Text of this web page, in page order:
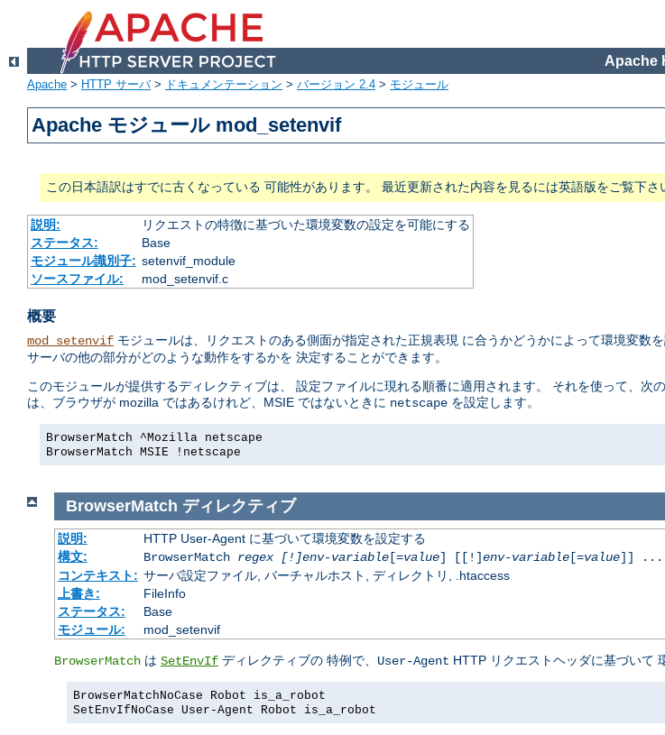
Apache
Apache > HTTP サーバ> ドキュメンテーション > バージョン 2.4 > モジュール
Apache モジュール mod_setenvif
この日本語訳はすでに古くなっている 可能性があります。 最近更新された内容を見るには英語版をご覧下さ
説明:
リクエストの特徴に基づいた環境変数の設定を可能にする
ステータス:
Base
モジュール識別子: setenvif_module
ソースファイル:
mod_setenvif.c
概要
mod_setenvif モジュールは、リクエストのある側面が指定された正規表現 に合うかどうかによって環境変数
サーバの他の部分がどのような動作をするかを 決定することができます。
このモジュールが提供するディレクティブは、 設定ファイルに現れる順番に適用されます。 それを使って、次
は、ブラウザが mozilla ではあるけれど、MSIE ではないときに netscape を設定します。
BrowserMatch ^Mozilla netscape
BrowserMatch MSIE !netscape
BrowserMatch ディレクティブ
説明:
HTTP User-Agent に基づいて環境変数を設定する
構文:
BrowserMatch regex [!]env-variable[=value] [[!]env-variable[=value]] ...
コンテキスト: サーバ設定ファイル, バーチャルホスト, ディレクトリ, .htaccess
上書き:
FileInfo
ステータス:
Base
モジュール:
mod_setenvif
BrowserMatch は SetEnvIf ディレクティブの 特例で、 User-Agent HTTP リクエストヘッダに基づいて
BrowserMatchNoCase Robot is_a_robot
SetEnvIfNoCase User-Agent Robot is_a_robot